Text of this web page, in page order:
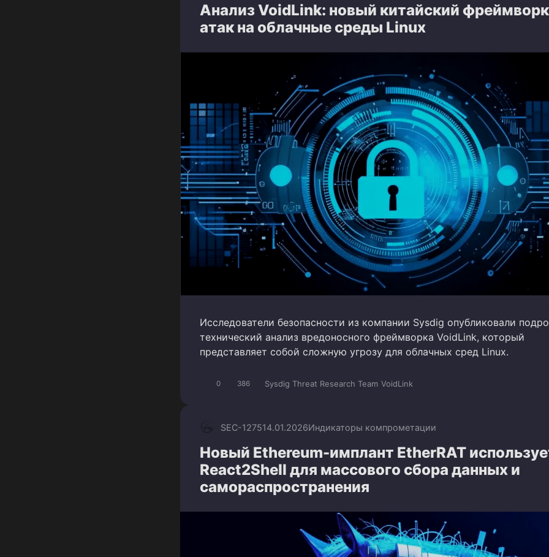
Анализ VoidLink: новый китайский
атак на облачные среды Linux
Исследователи безопасности из компании Sysdig опубликовали
технический анализ вредоносного фреймворка VoidLink, который
представляет собой сложную угрозу для облачных сред Linux.
0 386 Sysdig Threat Research Team VoidLink
SEC-127514.01.2026Индикаторы компрометации
Новый Ethereum-имплант EtherRAT
React2Shell для массового сбора данных и
самораспространения